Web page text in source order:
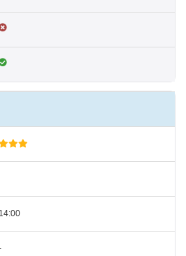
14:00